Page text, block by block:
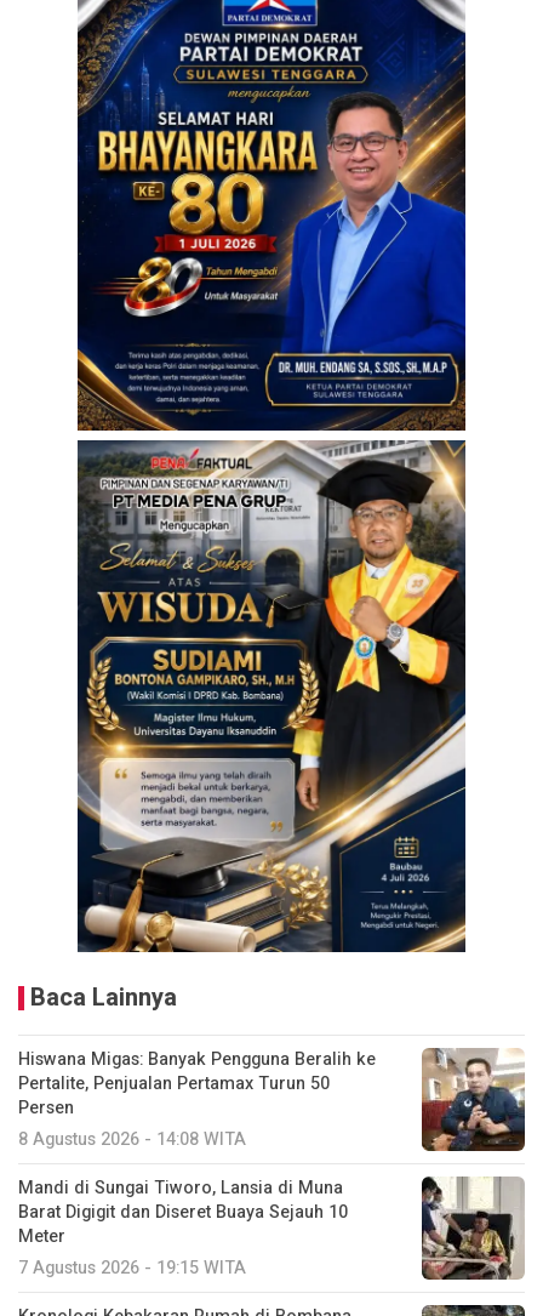
Baca Lainnya
Hiswana Migas: Banyak Pengguna Beralih ke
Pertalite, Penjualan Pertamax Turun 50
Persen
8 Agustus 2026 - 14:08 WITA
Mandi di Sungai Tiworo, Lansia di Muna
Barat Digigit dan Diseret Buaya Sejauh 10
Meter
7 Agustus 2026 - 19:15 WITA